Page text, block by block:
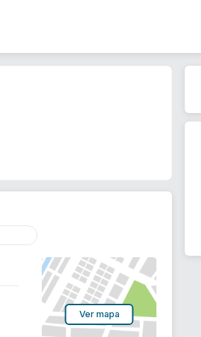
Ver mapa